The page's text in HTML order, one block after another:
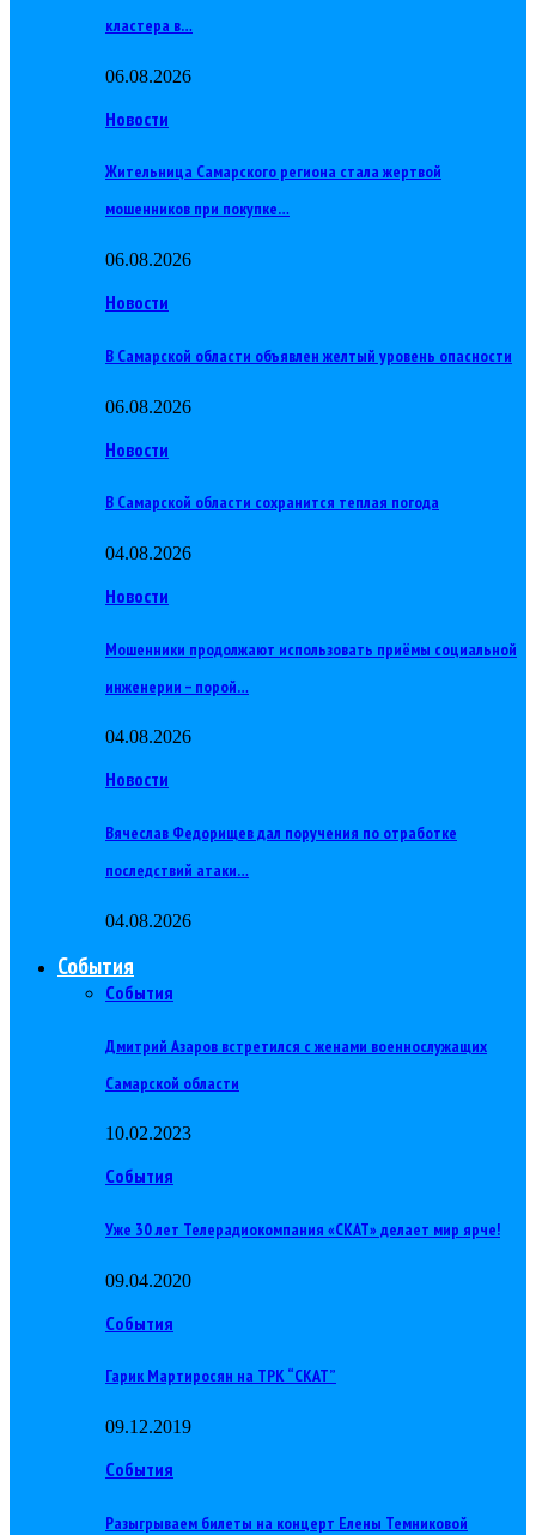
кластера в…
06.08.2026
Новости
Жительница Самарского региона стала жертвой
мошенников при покупке…
06.08.2026
Новости
В Самарской области объявлен желтый уровень опасности
06.08.2026
Новости
В Самарской области сохранится теплая погода
04.08.2026
Новости
Мошенники продолжают использовать приёмы социальной
инженерии – порой…
04.08.2026
Новости
Вячеслав Федорищев дал поручения по отработке
последствий атаки…
04.08.2026
События
События
Дмитрий Азаров встретился с женами военнослужащих
Самарской области
10.02.2023
События
Уже 30 лет Телерадиокомпания «СКАТ» делает мир ярче!
09.04.2020
События
Гарик Мартиросян на ТРК “СКАТ”
09.12.2019
События
Разыгрываем билеты на концерт Елены Темниковой